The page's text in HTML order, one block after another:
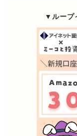
▼ループ